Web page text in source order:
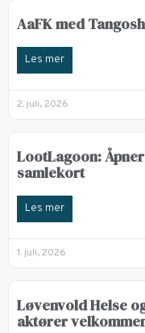
AaFK med
Les mer
2. juli, 2026
LootLagoon:
samlekort
Les mer
1. juli, 2026
Løvenvold Helse
aktører